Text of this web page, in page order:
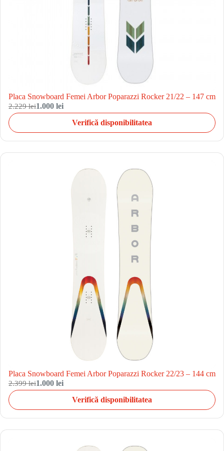
Placa Snowboard Femei Arbor Poparazzi Rocker 21/22 – 147 cm
2.229 lei1.000 lei
Verifică disponibilitatea
Placa Snowboard Femei Arbor Poparazzi Rocker 22/23 – 144 cm
2.399 lei1.000 lei
Verifică disponibilitatea